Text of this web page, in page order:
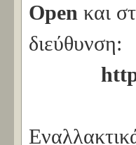
Open και
διεύθυνση: